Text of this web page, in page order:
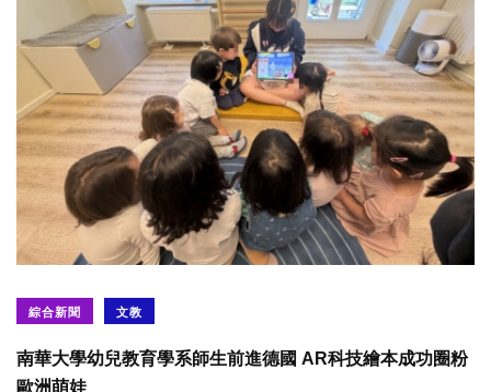
綜合新聞 文教
南華大學幼兒教育學系師生前進德國 AR科技繪本成功圈粉
歐洲萌娃